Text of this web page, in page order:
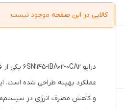
کالایی در این صفحه موجود نیست
عملکرد بهینه طراحی شده است.
و کاهش مصرف انرژی در